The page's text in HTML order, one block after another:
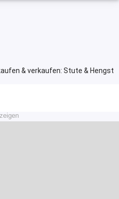
& verkaufen: Stute & Hengst